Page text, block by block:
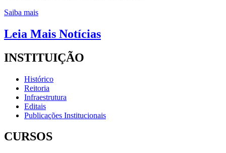
Saiba mais
Leia Mais Notícias
INSTITUIÇÃO
Histórico
Reitoria
Infraestrutura
Editais
Publicações Institucionais
CURSOS